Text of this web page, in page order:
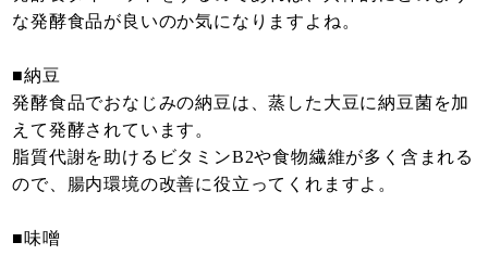
な発酵食品が良いのか気になりますよね。
■納豆
発酵食品でおなじみの納豆は、蒸した大豆に納豆菌を加
えて発酵されています。
脂質代謝を助けるビタミンB2や食物繊維が多く含まれる
ので、腸内環境の改善に役立ってくれますよ。
■味噌